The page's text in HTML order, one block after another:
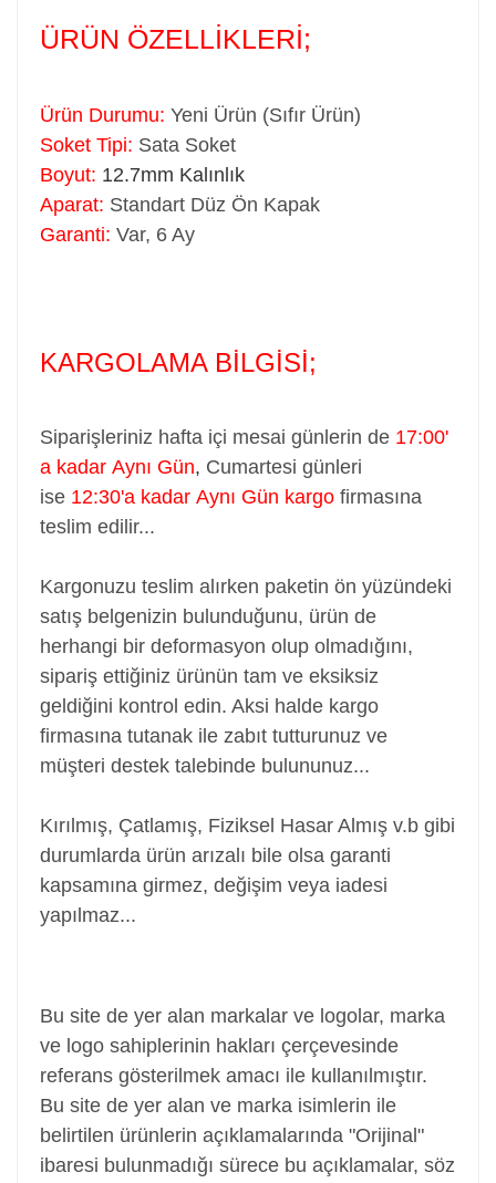
ÜRÜN ÖZELLİKLERİ;
Ürün Durumu: Yeni Ürün (Sıfır Ürün)
Soket Tipi: Sata Soket
Boyut: 12.7mm Kalınlık
Aparat: Standart Düz Ön Kapak
Garanti: Var, 6 Ay
KARGOLAMA BİLGİSİ;
Siparişleriniz hafta içi mesai günlerin de 17:00'
a kadar Aynı Gün, Cumartesi günleri
ise 12:30'a kadar Aynı Gün kargo firmasına
teslim edilir...
Kargonuzu teslim alırken paketin ön yüzündeki
satış belgenizin bulunduğunu, ürün de
herhangi bir deformasyon olup olmadığını,
sipariş ettiğiniz ürünün tam ve eksiksiz
geldiğini kontrol edin. Aksi halde kargo
firmasına tutanak ile zabıt tutturunuz ve
müşteri destek talebinde bulununuz...
Kırılmış, Çatlamış, Fiziksel Hasar Almış v.b gibi
durumlarda ürün arızalı bile olsa garanti
kapsamına girmez, değişim veya iadesi
yapılmaz...
Bu site de yer alan markalar ve logolar, marka
ve logo sahiplerinin hakları çerçevesinde
referans gösterilmek amacı ile kullanılmıştır.
Bu site de yer alan ve marka isimlerin ile
belirtilen ürünlerin açıklamalarında "Orijinal"
ibaresi bulunmadığı sürece bu açıklamalar, söz